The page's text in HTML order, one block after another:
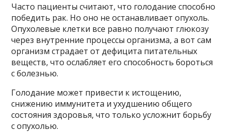
Часто пациенты считают, что голодание способно
победить рак. Но оно не останавливает опухоль.
Опухолевые клетки все равно получают глюкозу
через внутренние процессы организма, а вот сам
организм страдает от дефицита питательных
веществ, что ослабляет его способность бороться
с болезнью.
Голодание может привести к истощению,
снижению иммунитета и ухудшению общего
состояния здоровья, что только усложнит борьбу
с опухолью.